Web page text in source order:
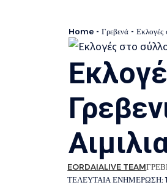
Home - Γρεβενά - Εκλογές
ΤΕΛΕΥΤΑΙΑ ΕΝΗΜΕΡΩΣΗ:
EORDAIALIVE TEAM